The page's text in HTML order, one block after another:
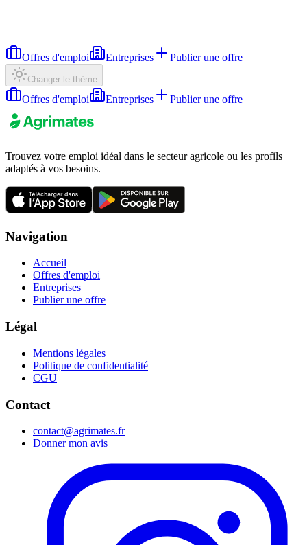
Offres d'emploi Entreprises Publier une offre
Changer le thème
Offres d'emploi Entreprises Publier une offre
Trouvez votre emploi idéal dans le secteur agricole ou les profils
adaptés à vos besoins.
Navigation
Accueil
Offres d'emploi
Entreprises
Publier une offre
Légal
Mentions légales
Politique de confidentialité
CGU
Contact
contact@agrimates.fr
Donner mon avis